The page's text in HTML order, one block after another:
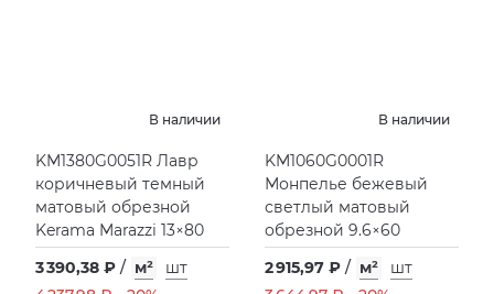
В наличии
KM1380G0051R Лавр
коричневый темный
матовый обрезной
Kerama Marazzi 13×80
3 390,38 ₽ / м²
шт
В наличии
KM1060G0001R
Монпелье бежевый
светлый матовый
обрезной 9.6×60
2 915,97 ₽ / м²
шт